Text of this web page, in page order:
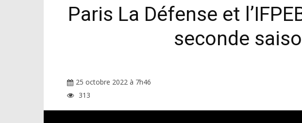
Paris La Défense et
seconde
25 octobre 2022 à 7h46
313